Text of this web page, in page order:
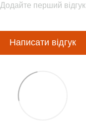
Додайте перший відгук
Написати відгук